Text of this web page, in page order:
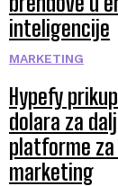
inteligencije
MARKETING
Hypefy
dolara za
platforme
marketing